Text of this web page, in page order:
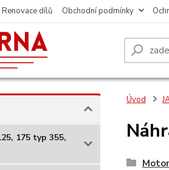
Renovace dílů Obchodní podmínky
175 typ 355,
Úvod